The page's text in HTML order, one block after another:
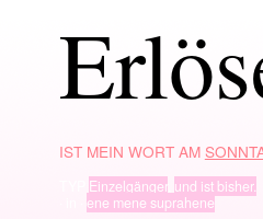
IST MEIN WORT AM
Einzelgänger, und ist bisher.
ene mene suprahene